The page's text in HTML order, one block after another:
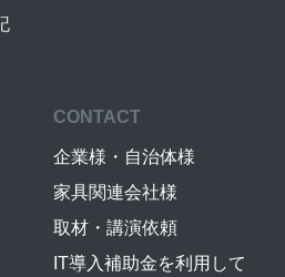
CONTACT
企業様・自治体様
家具関連会社様
取材・講演依頼
IT導入補助金を利用して